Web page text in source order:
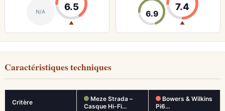
N/A 6.5
▲
6.9
7.4
▲
Caractéristiques techniques
Critère
Meze Strada –
Casque Hi-Fi…
Bowers & Wilkins
Pi6…